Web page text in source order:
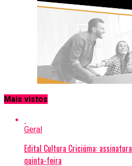
Mais vistos
Geral
Edital Cultura Criciúma:
quinta-feira